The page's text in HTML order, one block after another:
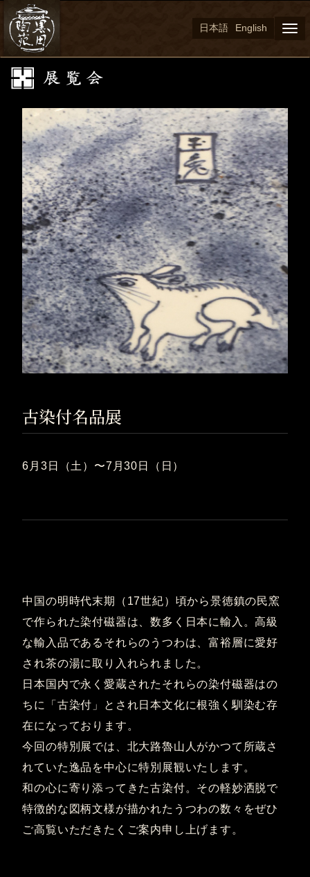
日本語 English
古染付名品展
6月3日（土）〜7月30日（日）
中国の明時代末期（17世紀）頃から景徳鎮の民窯
で作られた染付磁器は、数多く日本に輸入。高級
な輸入品であるそれらのうつわは、富裕層に愛好
され茶の湯に取り入れられました。
日本国内で永く愛蔵されたそれらの染付磁器はの
ちに「古染付」とされ日本文化に根強く馴染む存
在になっております。
今回の特別展では、北大路魯山人がかつて所蔵さ
れていた逸品を中心に特別展観いたします。
和の心に寄り添ってきた古染付。その軽妙洒脱で
特徴的な図柄文様が描かれたうつわの数々をぜひ
ご高覧いただきたくご案内申し上げます。